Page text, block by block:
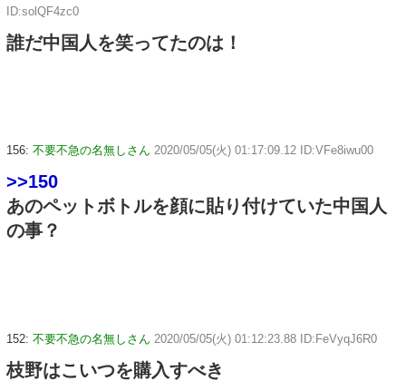
ID:solQF4zc0
誰だ中国人を笑ってたのは！
156: 不要不急の名無しさん 2020/05/05(火) 01:17:09.12 ID:VFe8iwu00
>>150
あのペットボトルを顔に貼り付けていた中国人
の事？
152: 不要不急の名無しさん 2020/05/05(火) 01:12:23.88 ID:FeVyqJ6R0
枝野はこいつを購入すべき